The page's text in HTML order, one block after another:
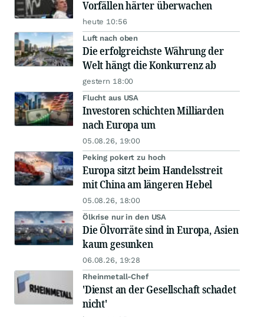
Vorfällen härter überwachen
heute 10:56
Luft nach oben
Die erfolgreichste Währung der
Welt hängt die Konkurrenz ab
gestern 18:00
Flucht aus USA
Investoren schichten Milliarden
nach Europa um
05.08.26, 19:00
Peking pokert zu hoch
Europa sitzt beim Handelsstreit
mit China am längeren Hebel
05.08.26, 18:00
Ölkrise nur in den USA
Die Ölvorräte sind in Europa, Asien
kaum gesunken
06.08.26, 19:28
Rheinmetall-Chef
'Dienst an der Gesellschaft schadet
nicht'